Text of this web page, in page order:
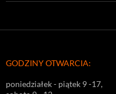
GODZINY OTWARCIA:
poniedziałek - piątek 9 -17,